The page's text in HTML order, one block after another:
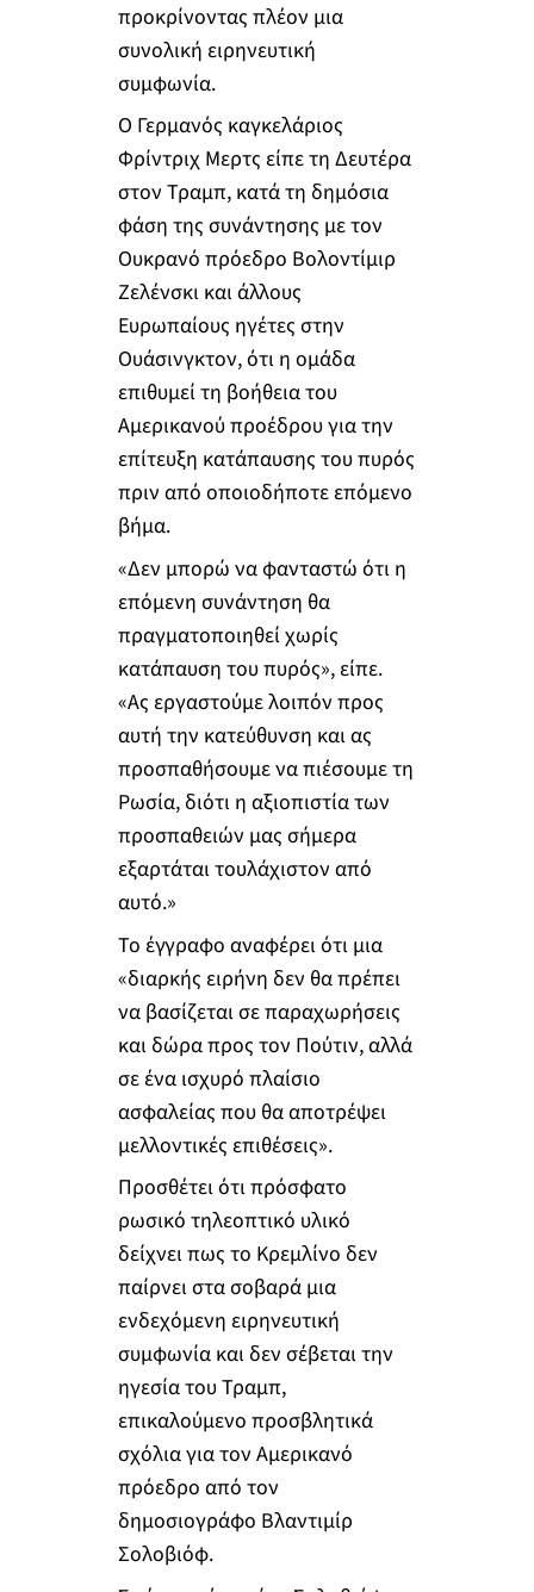
προκρίνοντας πλέον μια
συνολική ειρηνευτική
συμφωνία.
Ο Γερμανός καγκελάριος
Φρίντριχ Μερτς είπε τη Δευτέρα
στον Τραμπ, κατά τη δημόσια
φάση της συνάντησης με τον
Ουκρανό πρόεδρο Βολοντίμιρ
Ζελένσκι και άλλους
Ευρωπαίους ηγέτες στην
Ουάσινγκτον, ότι η ομάδα
επιθυμεί τη βοήθεια του
Αμερικανού προέδρου για την
επίτευξη κατάπαυσης του πυρός
πριν από οποιοδήποτε επόμενο
βήμα.
«Δεν μπορώ να φανταστώ ότι η
επόμενη συνάντηση θα
πραγματοποιηθεί χωρίς
κατάπαυση του πυρός», είπε.
«Ας εργαστούμε λοιπόν προς
αυτή την κατεύθυνση και ας
προσπαθήσουμε να πιέσουμε τη
Ρωσία, διότι η αξιοπιστία των
προσπαθειών μας σήμερα
εξαρτάται τουλάχιστον από
αυτό.»
Το έγγραφο αναφέρει ότι μια
«διαρκής ειρήνη δεν θα πρέπει
να βασίζεται σε παραχωρήσεις
και δώρα προς τον Πούτιν, αλλά
σε ένα ισχυρό πλαίσιο
ασφαλείας που θα αποτρέψει
μελλοντικές επιθέσεις».
Προσθέτει ότι πρόσφατο
ρωσικό τηλεοπτικό υλικό
δείχνει πως το Κρεμλίνο δεν
παίρνει στα σοβαρά μια
ενδεχόμενη ειρηνευτική
συμφωνία και δεν σέβεται την
ηγεσία του Τραμπ,
επικαλούμενο προσβλητικά
σχόλια για τον Αμερικανό
πρόεδρο από τον
δημοσιογράφο Βλαντιμίρ
Σολοβιόφ.